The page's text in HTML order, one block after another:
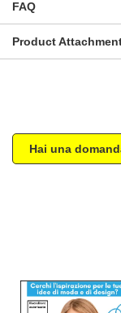
FAQ
Product
Hai una